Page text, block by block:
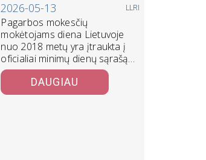
2026-05-13 LLRI
Pagarbos mokesčių
mokėtojams diena Lietuvoje
nuo 2018 metų yra įtraukta į
oficialiai minimų dienų sąrašą.
Tačiau šiemet ji pasitinkama
naujomis…DAUGIAU